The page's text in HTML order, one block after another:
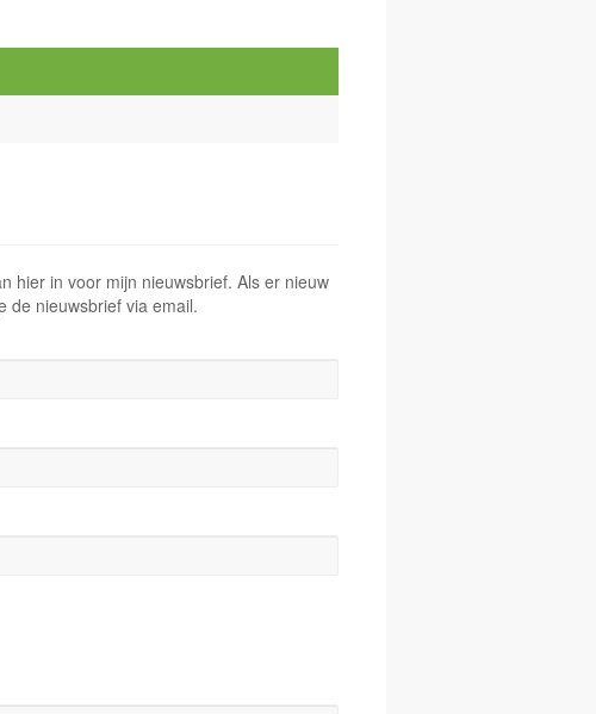
hier in voor mijn nieuwsbrief. Als er nieuw
de nieuwsbrief via email.